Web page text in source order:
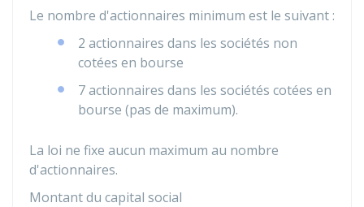
Le nombre d'actionnaires minimum est le suivant :
2 actionnaires dans les sociétés non
cotées en bourse
7 actionnaires dans les sociétés cotées en
bourse (pas de maximum).
La loi ne fixe aucun maximum au nombre
d'actionnaires.
Montant du capital social